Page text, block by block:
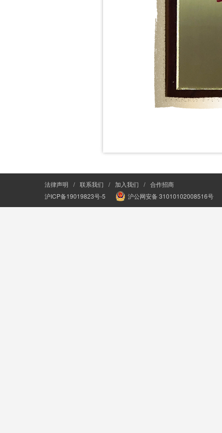
法律声明 / 联系我们 / 加入我们 / 合作招商
沪ICP备19019823号-5
沪公网安备 31010102008516号